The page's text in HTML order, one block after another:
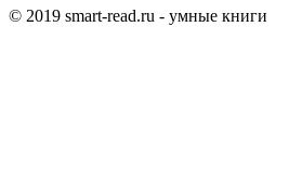
© 2019 smart-read.ru - умные книги